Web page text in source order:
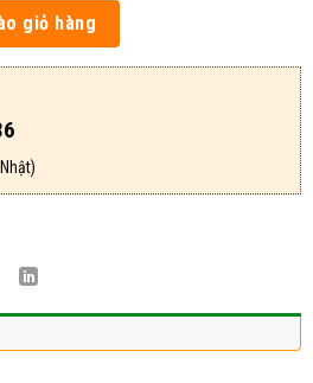
Cửa Tặng Túi Hạt Khử Mùi – Mã
giỏ hàng